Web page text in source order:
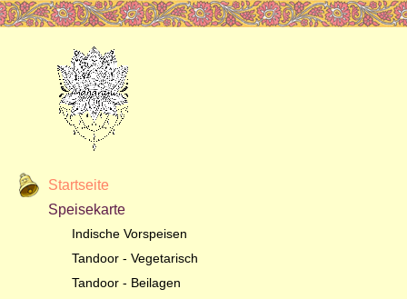
Startseite
Speisekarte
Indische Vorspeisen
Tandoor - Vegetarisch
Tandoor - Beilagen